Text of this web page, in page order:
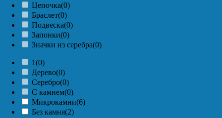
Цепочка(0)
Браслет(0)
Подвеска(0)
Запонки(0)
Значки из серебра(0)
1(0)
Дерево(0)
Серебро(0)
С камнем(0)
Микрокамни(6)
Без камня(2)